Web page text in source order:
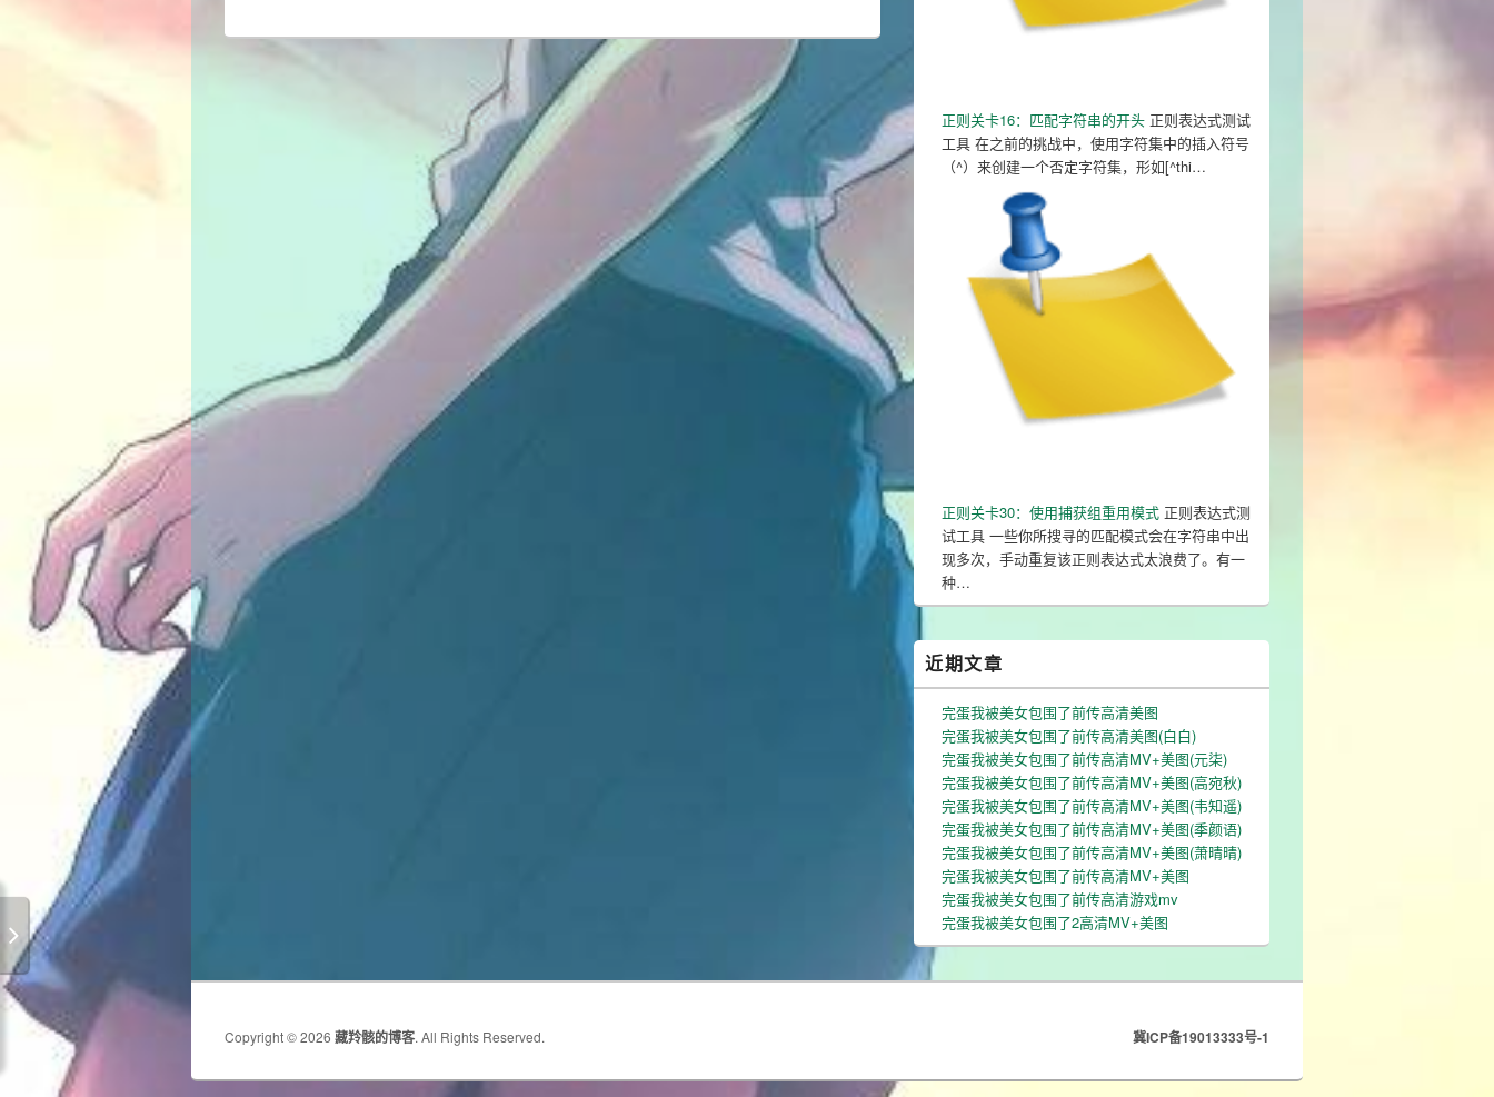
正则关卡16：匹配字符串的开头 正则表达式测试
工具 在之前的挑战中，使用字符集中的插入符号
（^）来创建一个否定字符集，形如[^thi…
正则关卡30：使用捕获组重用模式 正则表达式测
试工具 一些你所搜寻的匹配模式会在字符串中出
现多次，手动重复该正则表达式太浪费了。有一
种…
近期文章
完蛋我被美女包围了前传高清美图
完蛋我被美女包围了前传高清美图(白白)
完蛋我被美女包围了前传高清MV+美图(元柒)
完蛋我被美女包围了前传高清MV+美图(高宛秋)
完蛋我被美女包围了前传高清MV+美图(韦知遥)
完蛋我被美女包围了前传高清MV+美图(季颜语)
完蛋我被美女包围了前传高清MV+美图(萧晴晴)
完蛋我被美女包围了前传高清MV+美图
完蛋我被美女包围了前传高清游戏mv
完蛋我被美女包围了2高清MV+美图
Copyright © 2026 藏羚骸的博客. All Rights Reserved. 冀ICP备19013333号-1